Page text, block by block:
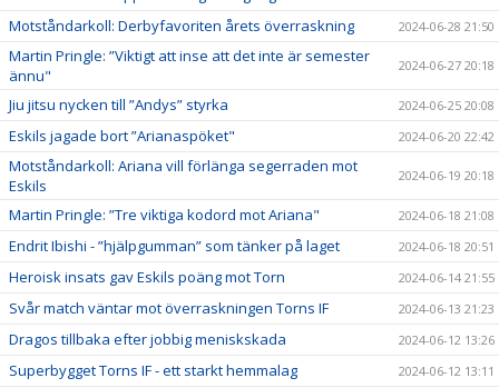
Motståndarkoll: Derbyfavoriten årets överraskning 2024-06-28 21:50
Martin Pringle: ”Viktigt att inse att det inte är semester
ännu"
2024-06-27 20:18
Jiu jitsu nycken till ”Andys” styrka 2024-06-25 20:08
Eskils jagade bort ”Arianaspöket" 2024-06-20 22:42
Motståndarkoll: Ariana vill förlänga segerraden mot
Eskils
2024-06-19 20:18
Martin Pringle: ”Tre viktiga kodord mot Ariana" 2024-06-18 21:08
Endrit Ibishi - ”hjälpgumman” som tänker på laget 2024-06-18 20:51
Heroisk insats gav Eskils poäng mot Torn 2024-06-14 21:55
Svår match väntar mot överraskningen Torns IF 2024-06-13 21:23
Dragos tillbaka efter jobbig meniskskada 2024-06-12 13:26
Superbygget Torns IF - ett starkt hemmalag 2024-06-12 13:11